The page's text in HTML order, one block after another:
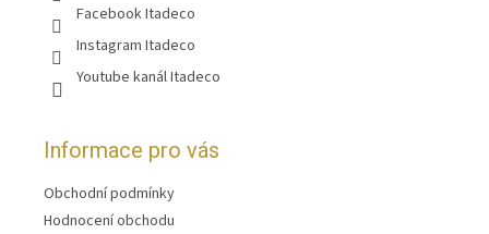
Facebook Itadeco
Instagram Itadeco
Youtube kanál Itadeco
Informace pro vás
Obchodní podmínky
Hodnocení obchodu